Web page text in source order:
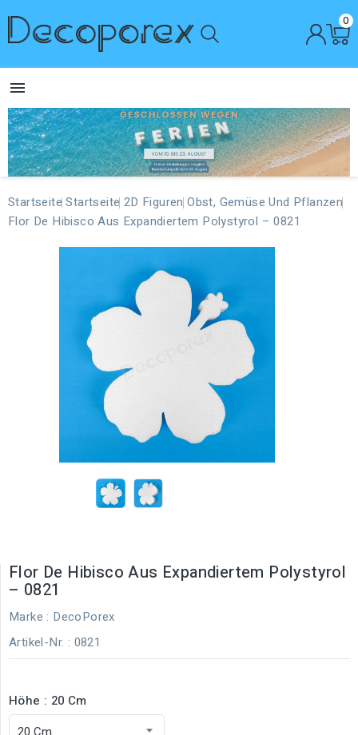
0

Startseite Startseite 2D Figuren Obst, Gemüse Und Pflanzen
Flor De Hibisco Aus Expandiertem Polystyrol – 0821
Flor De Hibisco Aus Expandiertem Polystyrol
– 0821
Marke : DecoPorex
Artikel-Nr. : 0821
Höhe : 20 Cm